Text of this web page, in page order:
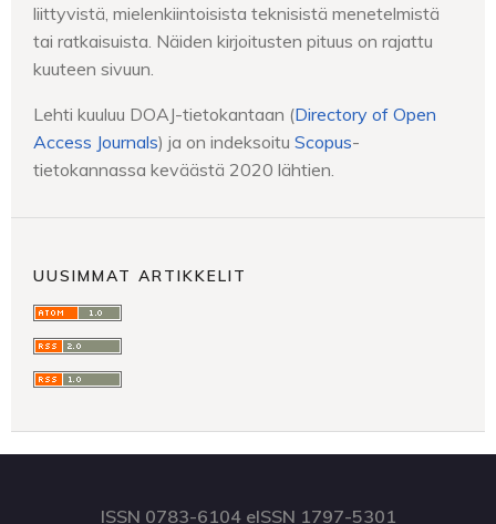
liittyvistä, mielenkiintoisista teknisistä menetelmistä
tai ratkaisuista. Näiden kirjoitusten pituus on rajattu
kuuteen sivuun.
Lehti kuuluu DOAJ-tietokantaan (Directory of Open
Access Journals) ja on indeksoitu Scopus-
tietokannassa keväästä 2020 lähtien.
UUSIMMAT ARTIKKELIT
ISSN 0783-6104 eISSN 1797-5301